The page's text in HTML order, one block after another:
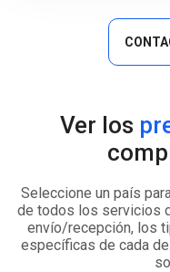
Ver los
Seleccione un país
de todos los servicios
envío/recepción, los
específicas de cada